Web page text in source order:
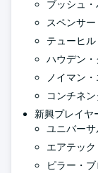
ブッシュ
スペンサ
テューヒ
ハウデン
ノイマン
コンチネ
新興プレイヤ
ユニバー
エアテッ
ピラー・